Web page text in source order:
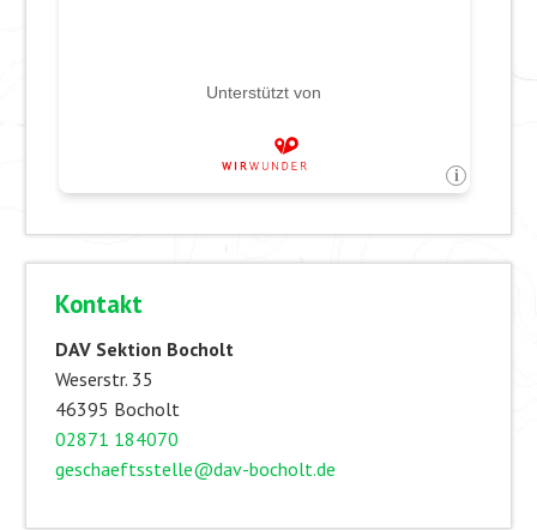
Kontakt
DAV Sektion Bocholt
Weserstr. 35
46395 Bocholt
02871 184070
geschaeftsstelle@dav-bocholt.de